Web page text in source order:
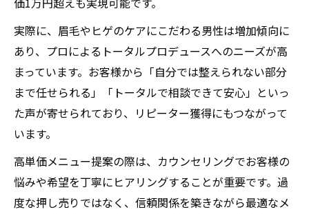
実際に、眉毛やヒゲのケアにこだわる男性は増加傾向に
あり、プロによるトータルプロデュースへのニーズが高
まっています。お客様から「自分では整えられない部分
まで任せられる」「トータルで相談できて安心」といっ
た声が寄せられており、リピーター獲得にもつながって
います。
高単価メニュー提案の際は、カウンセリングでお客様の
悩みや希望を丁寧にヒアリングすることが重要です。過
度な押し売りではなく、信頼関係を築きながら最適なメ